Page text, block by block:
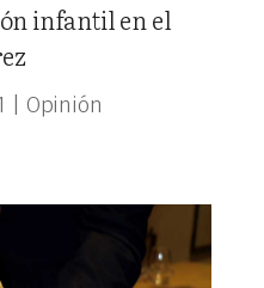
infantil en el
Opinión